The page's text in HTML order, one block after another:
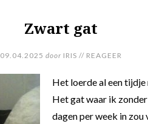
Zwart gat
09.04.2025 door IRIS // REAGEER
Het loerde al een
Het gat waar ik
dagen per week in